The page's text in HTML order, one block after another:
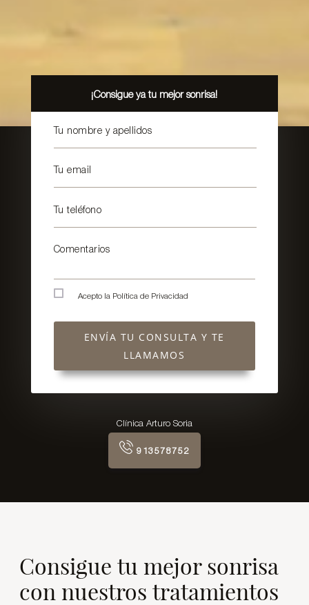
¡Consigue ya tu mejor sonrisa!
Tu nombre y apellidos
Tu email
Tu teléfono
Comentarios
Acepto la Política de Privacidad
ENVÍA TU CONSULTA Y TE
LLAMAMOS
Clínica Arturo Soria
913578752
Consigue tu mejor sonrisa
con nuestros tratamientos